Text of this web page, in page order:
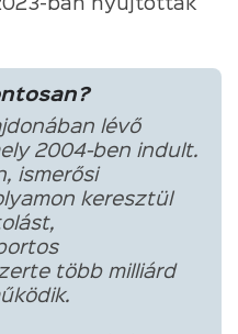
ban nyújtották
lévő
2004-ben indult.
ismerősi
keresztül
több milliárd